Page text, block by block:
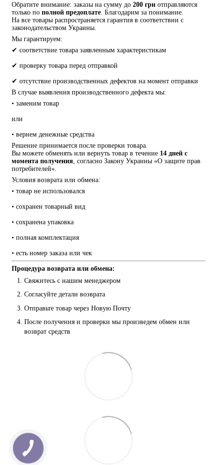
Обратите внимание: заказы на сумму до 200 грн отправляются
только по полной предоплате . Благодарим за понимание.
На все товары распространяется гарантия в соответствии с
законодательством Украины.
Мы гарантируем:
✔ соответствие товара заявленным характеристикам
✔ проверку товара перед отправкой
✔ отсутствие производственных дефектов на момент отправки
В случае выявления производственного дефекта мы:
• заменим товар
или
• вернем денежные средства
Решение принимается после проверки товара.
Вы можете обменять или вернуть товар в течение 14 дней с
момента получения , согласно Закону Украины «О защите прав
потребителей».
Условия возврата или обмена:
• товар не использовался
• сохранен товарный вид
• сохранена упаковка
• полная комплектация
• есть номер заказа или чек
Процедура возврата или обмена:
Свяжитесь с нашим менеджером
Согласуйте детали возврата
Отправьте товар через Новую Почту
После получения и проверки мы произведем обмен или
возврат средств